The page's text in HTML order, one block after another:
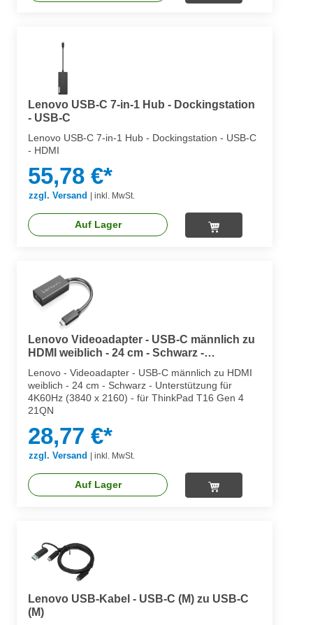
Lenovo USB-C 7-in-1 Hub - Dockingstation
- USB-C
Lenovo USB-C 7-in-1 Hub - Dockingstation - USB-C
- HDMI
55,78 €*
zzgl. Versand inkl. MwSt.
Auf Lager
Lenovo Videoadapter - USB-C männlich zu
HDMI weiblich - 24 cm - Schwarz -
Lenovo - Videoadapter - USB-C männlich zu HDMI
weiblich - 24 cm - Schwarz - Unterstützung für
4K60Hz (3840 x 2160) - für ThinkPad T16 Gen 4
21QN
28,77 €*
zzgl. Versand | inkl. MwSt.
Auf Lager
Lenovo USB-Kabel - USB-C (M) zu USB-C
(M)